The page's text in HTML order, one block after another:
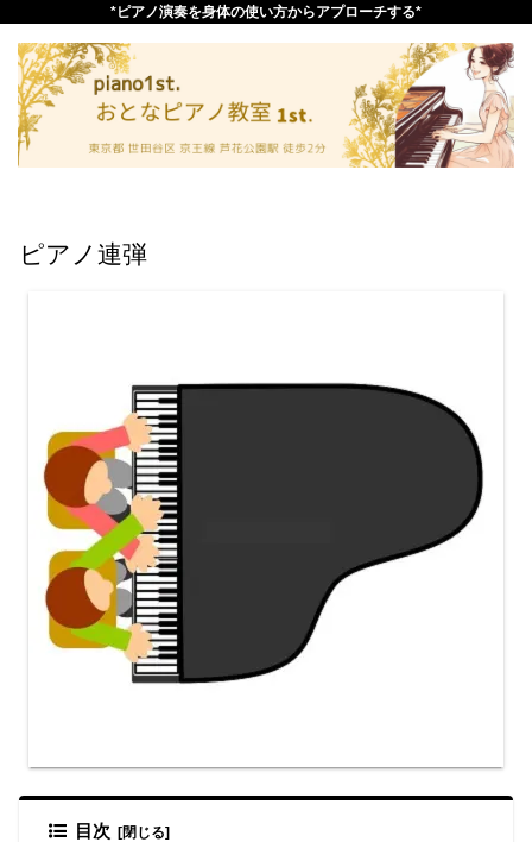
*ピアノ演奏を身体の使い方からアプローチする*
ピアノ連弾
目次